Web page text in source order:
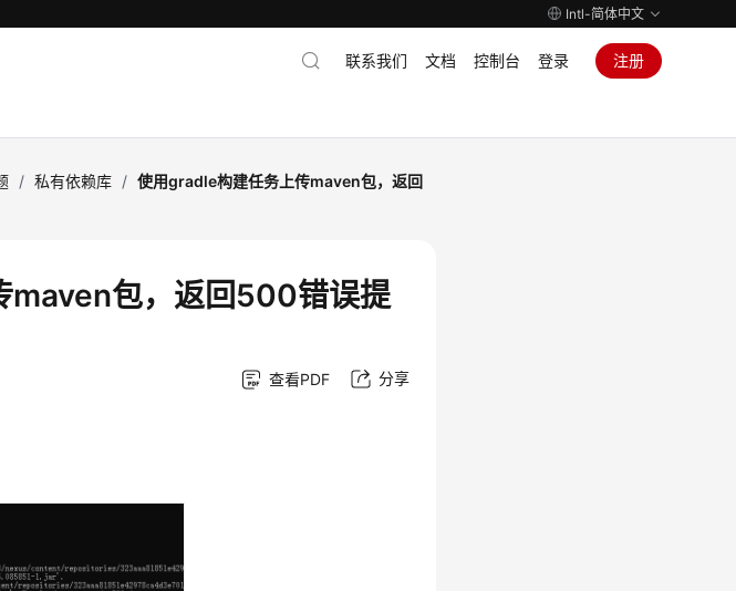
Intl-简体中文
联系我们 文档 控制台 登录 注册
/ 私有依赖库 / 使用gradle构建任务上传maven包，返回
maven包，返回500错误提
查看PDF 分享